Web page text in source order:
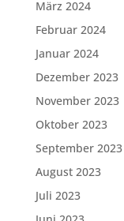
März 2024
Februar 2024
Januar 2024
Dezember 2023
November 2023
Oktober 2023
September 2023
August 2023
Juli 2023